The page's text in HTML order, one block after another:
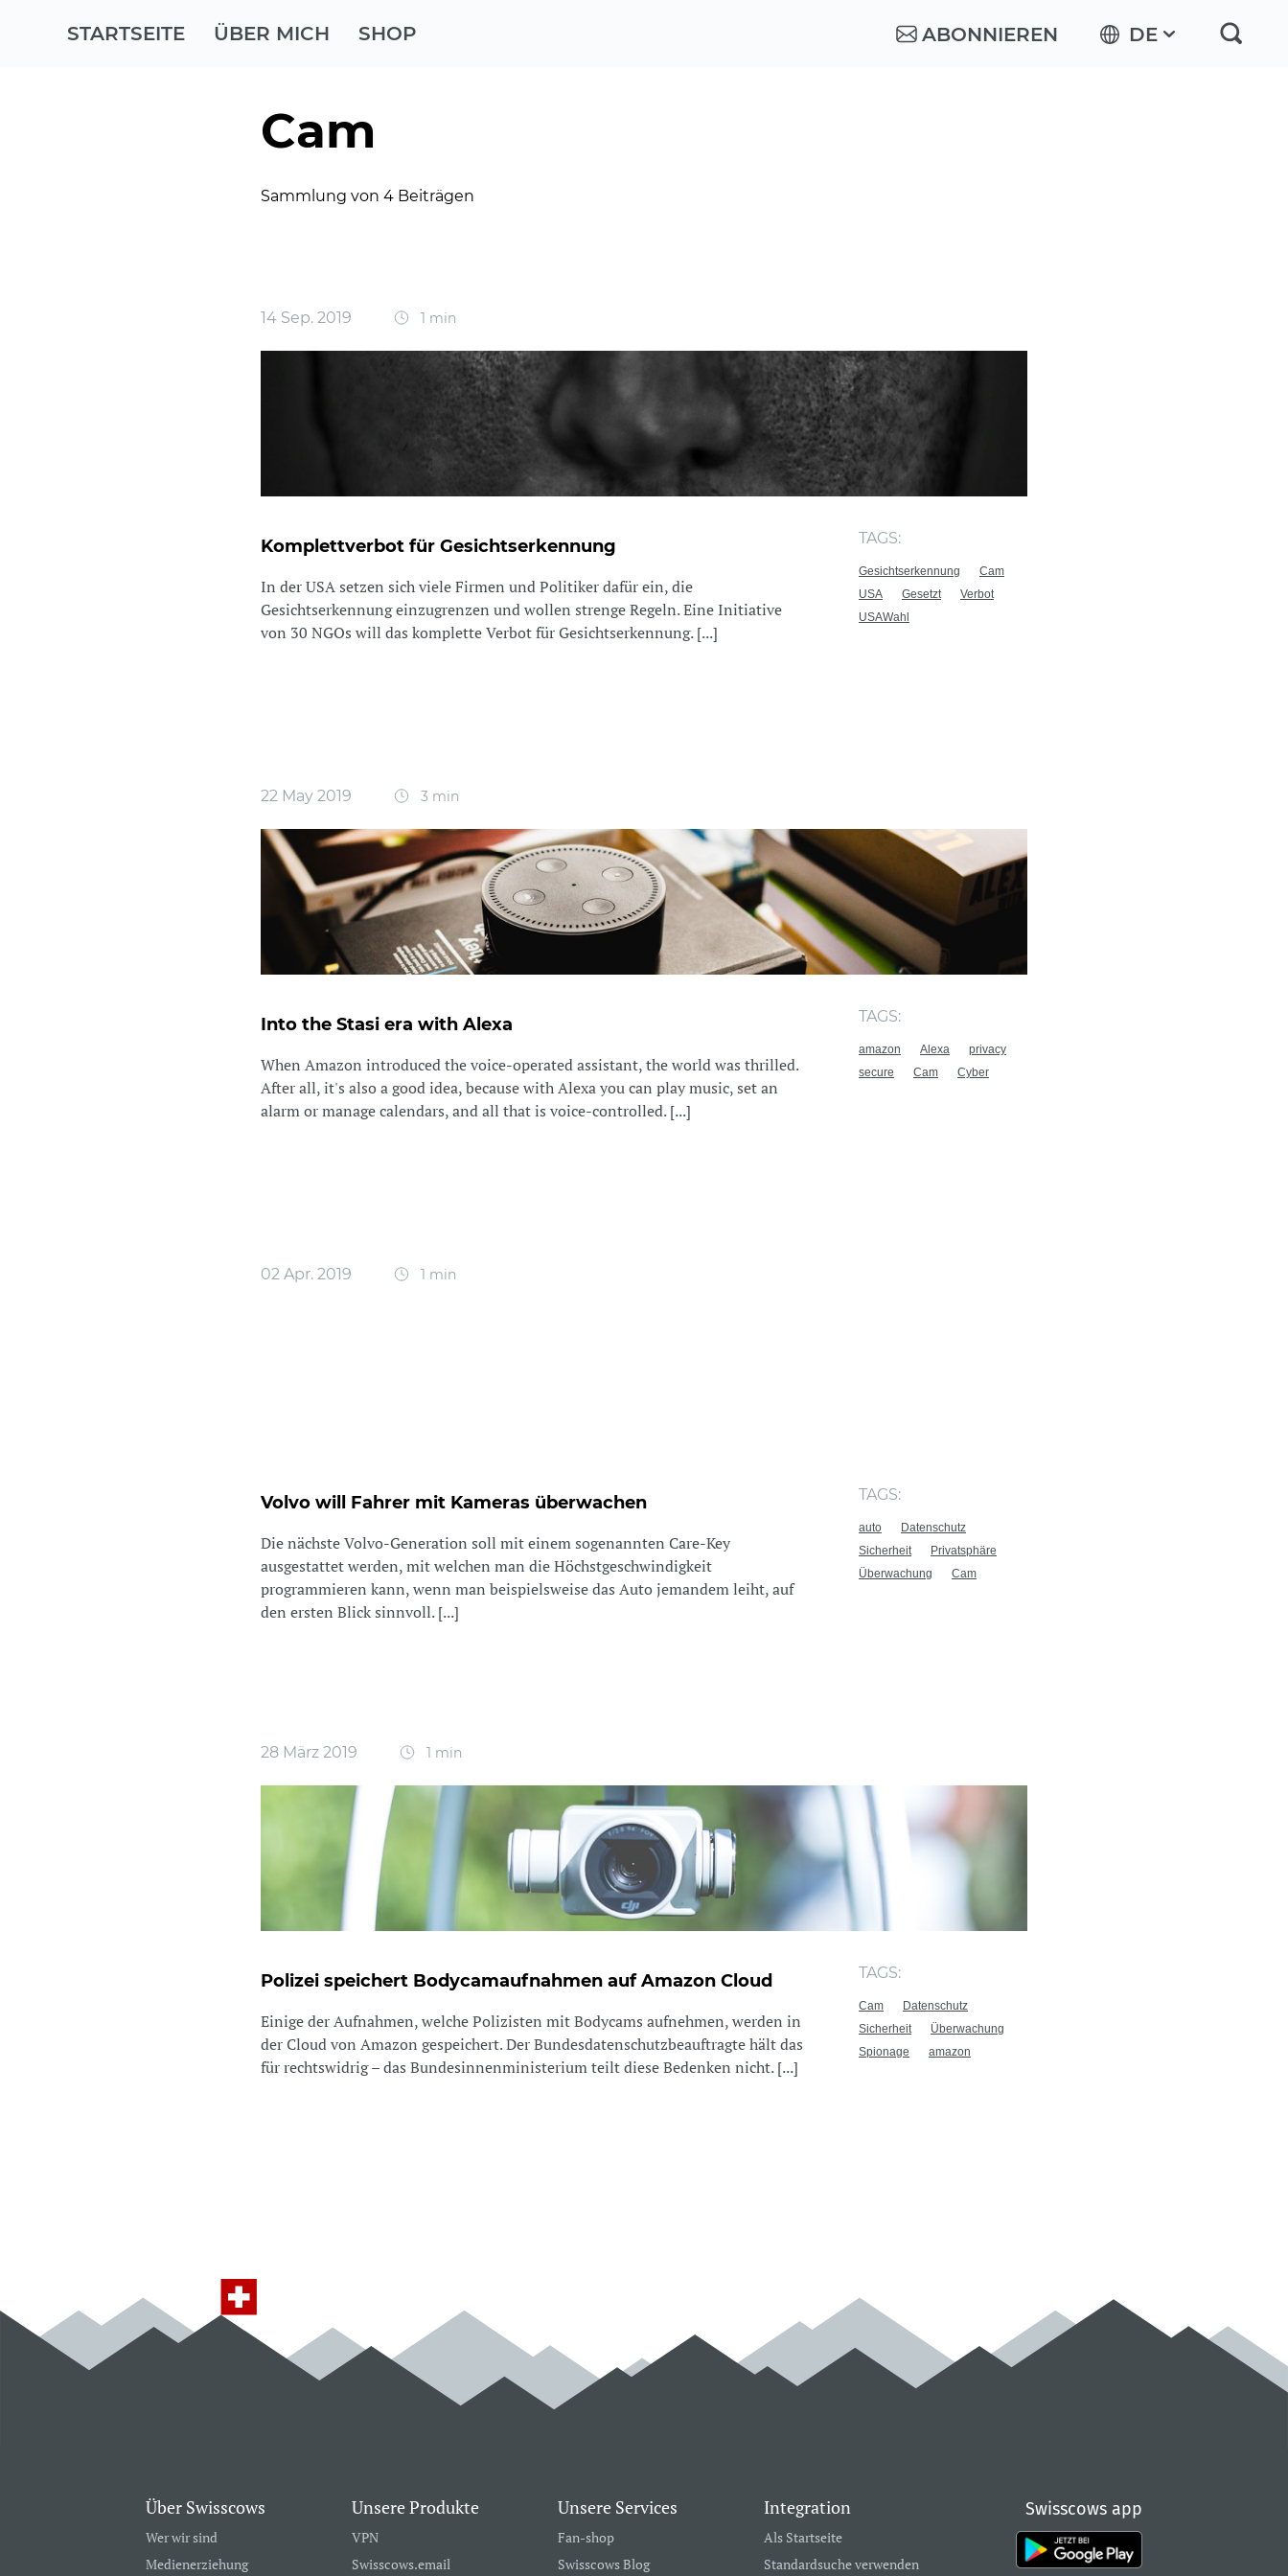
STARTSEITE ÜBER MICH SHOP ABONNIEREN DE
Cam
Sammlung von 4 Beiträgen
14 Sep. 2019 1 min
Komplettverbot für Gesichtserkennung
In der USA setzen sich viele Firmen und Politiker dafür ein, die
Gesichtserkennung einzugrenzen und wollen strenge Regeln. Eine Initiative
von 30 NGOs will das komplette Verbot für Gesichtserkennung. [...]
TAGS:
Gesichtserkennung
Cam
USA
Gesetzt
Verbot
USAWahl
22 May 2019 3 min
Into the Stasi era with Alexa
When Amazon introduced the voice-operated assistant, the world was thrilled.
After all, it's also a good idea, because with Alexa you can play music, set an
alarm or manage calendars, and all that is voice-controlled. [...]
TAGS:
amazon Alexa
privacy
secure
Cam Cyber
02 Apr. 2019 1 min
Volvo will Fahrer mit Kameras überwachen
Die nächste Volvo-Generation soll mit einem sogenannten Care-Key
ausgestattet werden, mit welchen man die Höchstgeschwindigkeit
programmieren kann, wenn man beispielsweise das Auto jemandem leiht, auf
den ersten Blick sinnvoll. [...]
TAGS:
auto
Datenschutz
Sicherheit
Privatsphäre
Überwachung
Cam
28 März 2019 1 min
Polizei speichert Bodycamaufnahmen auf Amazon Cloud
Einige der Aufnahmen, welche Polizisten mit Bodycams aufnehmen, werden in
der Cloud von Amazon gespeichert. Der Bundesdatenschutzbeauftragte hält das
für rechtswidrig – das Bundesinnenministerium teilt diese Bedenken nicht. [...]
TAGS:
Cam
Datenschutz
Sicherheit
Überwachung
Spionage
amazon
Über Swisscows
Wer wir sind
Medienerziehung
Unsere Produkte
VPN
Swisscows.email
Unsere Services
Fan-shop
Swisscows Blog
Integration
Als Startseite
Standardsuche verwenden
Swisscows app